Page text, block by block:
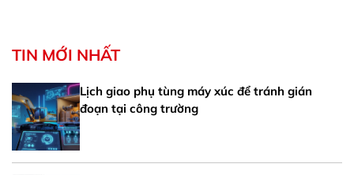
TIN MỚI NHẤT
Lịch giao phụ tùng máy xúc để tránh gián
đoạn tại công trường